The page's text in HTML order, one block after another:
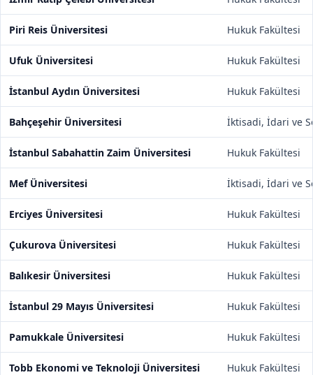
Piri Reis Üniversitesi Hukuk Fakültesi
Ufuk Üniversitesi Hukuk Fakültesi
İstanbul Aydın Üniversitesi Hukuk Fakültesi
Bahçeşehir Üniversitesi İktisadi, İdari ve
İstanbul Sabahattin Zaim Üniversitesi Hukuk Fakültesi
Mef Üniversitesi İktisadi, İdari ve
Erciyes Üniversitesi Hukuk Fakültesi
Çukurova Üniversitesi Hukuk Fakültesi
Balıkesir Üniversitesi Hukuk Fakültesi
İstanbul 29 Mayıs Üniversitesi Hukuk Fakültesi
Pamukkale Üniversitesi Hukuk Fakültesi
Tobb Ekonomi ve Teknoloji Üniversitesi Hukuk Fakültesi